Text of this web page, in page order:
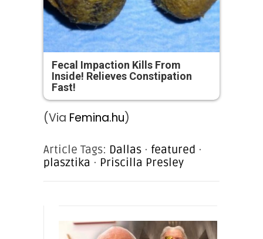
Fecal Impaction Kills From
Inside! Relieves Constipation
Fast!
(Via Femina.hu)
Article Tags: Dallas · featured ·
plasztika · Priscilla Presley